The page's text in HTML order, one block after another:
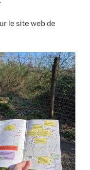
le site web de